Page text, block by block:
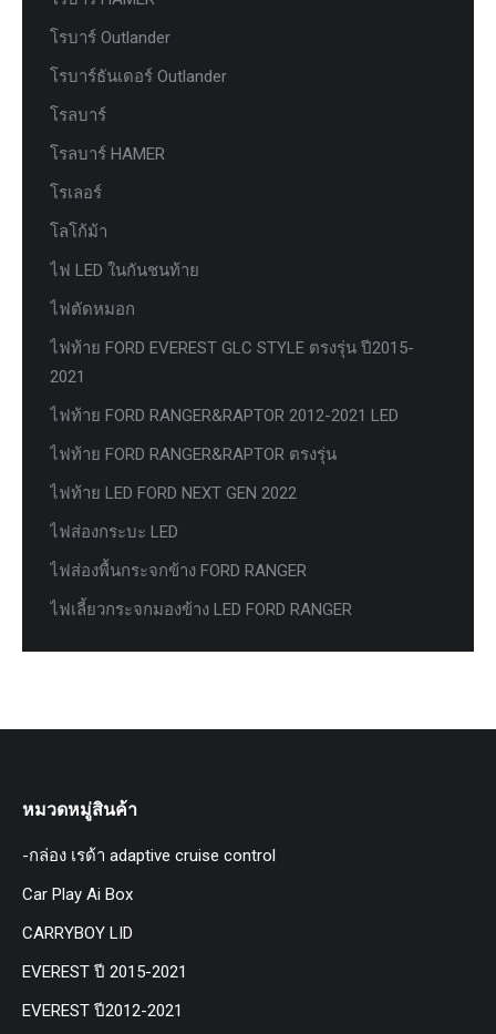
โรบาร์ Outlander
โรบาร์ธันเดอร์ Outlander
โรลบาร์
โรลบาร์ HAMER
โรเลอร์
โลโก้ม้า
ไฟ LED ในกันชนท้าย
ไฟตัดหมอก
ไฟท้าย FORD EVEREST GLC STYLE ตรงรุ่น ปี2015-
2021
ไฟท้าย FORD RANGER&RAPTOR 2012-2021 LED
ไฟท้าย FORD RANGER&RAPTOR ตรงรุ่น
ไฟท้าย LED FORD NEXT GEN 2022
ไฟส่องกระบะ LED
ไฟส่องพื้นกระจกข้าง FORD RANGER
ไฟเลี้ยวกระจกมองข้าง LED FORD RANGER
หมวดหมู่สินค้า
-กล่อง เรด้า adaptive cruise control
Car Play Ai Box
CARRYBOY LID
EVEREST ปี 2015-2021
EVEREST ปี2012-2021